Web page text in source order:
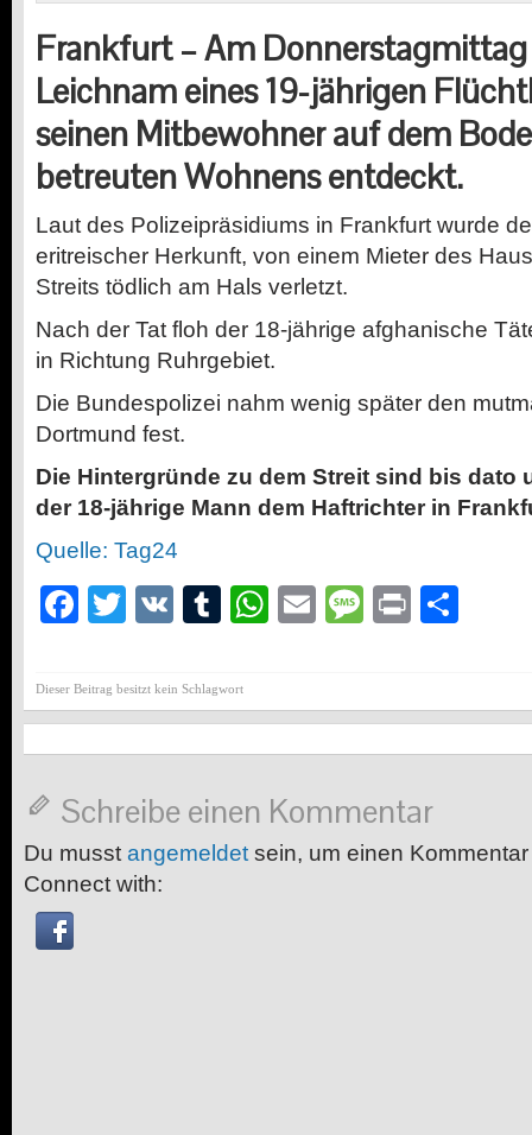
Frankfurt – Am
Leichnam eines 19-jährigen
seinen Mitbewohner auf dem
betreuten Wohnens entdeckt.
Laut des Polizeipräsidiums in Frankfurt wurde
eritreischer Herkunft, von einem Mieter des
Streits tödlich am Hals verletzt.
Nach der Tat floh der 18-jährige afghanische
in Richtung Ruhrgebiet.
Die Bundespolizei nahm wenig später den
Dortmund fest.
Die Hintergründe zu dem Streit sind bis dato
der 18-jährige Mann dem Haftrichter in
Quelle: Tag24
Facebook
Twitter
VK Tumblr
WhatsApp
EmailMessage
Print
Dieser Beitrag besitzt kein Schlagwort
Schreibe einen Kommentar
Du musst angemeldet sein, um einen
Connect with: